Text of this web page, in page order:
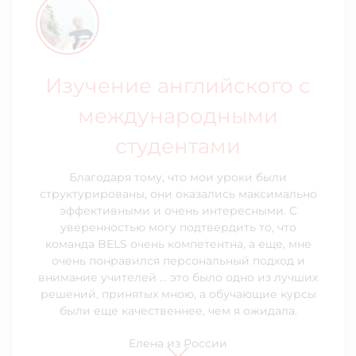
Изучение английского с
международными
студентами
Благодаря тому, что мои уроки были
структурированы, они оказались максимально
эффективными и очень интересными. С
уверенностью могу подтвердить то, что
команда BELS очень компетентна, а еще, мне
очень понравился персональный подход и
внимание учителей … это было одно из лучших
были еще качественнее, чем я ожидала.
Фанни делится своим
опытом пребывания в
летней школе на Мальте
Наши курсы английского были очень
интерактивны и интересны в сравнении с
учебной программой в моей школе дома.
Иногда во время уроков проводились
языковые игры, иногда у нас были
тематические дискуссии, а иногда мы
проводили уроки, рассказывая о своей жизни
и сравнивая нашу культуру и образ жизни с
людьми из других стран. Я поняла, что личный
учитель вовремя поправлял нас.
Почему я всегда
возвращаюсь на Мальту и
в BELS
Я очень рекомендую школу английского BELS
на Мальте всем, кто ищет языковую школу.
Главные причины моего выбора — это качество
преподавания и учителей, а применяемый
гибкий метод делает курсы интересными и
живыми. Также высокое качество
менеджмента, которое внимательно
удовлетворяет мои запросы. И, наконец,